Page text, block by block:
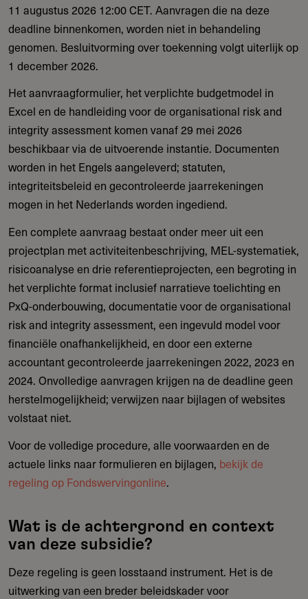
11 augustus 2026 12:00 CET. Aanvragen die na deze
deadline binnenkomen, worden niet in behandeling
genomen. Besluitvorming over toekenning volgt uiterlijk op
1 december 2026.
Het aanvraagformulier, het verplichte budgetmodel in
Excel en de handleiding voor de organisational risk and
integrity assessment komen vanaf 29 mei 2026
beschikbaar via de uitvoerende instantie. Documenten
worden in het Engels aangeleverd; statuten,
integriteitsbeleid en gecontroleerde jaarrekeningen
mogen in het Nederlands worden ingediend.
Een complete aanvraag bestaat onder meer uit een
projectplan met activiteitenbeschrijving, MEL-systematiek,
risicoanalyse en drie referentieprojecten, een begroting in
het verplichte format inclusief narratieve toelichting en
PxQ-onderbouwing, documentatie voor de organisational
risk and integrity assessment, een ingevuld model voor
financiële onafhankelijkheid, en door een externe
accountant gecontroleerde jaarrekeningen 2022, 2023 en
2024. Onvolledige aanvragen krijgen na de deadline geen
herstelmogelijkheid; verwijzen naar bijlagen of websites
volstaat niet.
Voor de volledige procedure, alle voorwaarden en de
actuele links naar formulieren en bijlagen, bekijk de
regeling op Fondswervingonline.
Wat is de achtergrond en context
van deze subsidie?
Deze regeling is geen losstaand instrument. Het is de
uitwerking van een breder beleidskader voor